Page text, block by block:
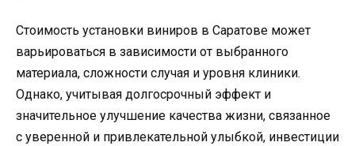
Стоимость установки виниров в Саратове может
варьироваться в зависимости от выбранного
материала, сложности случая и уровня клиники.
Однако, учитывая долгосрочный эффект и
значительное улучшение качества жизни, связанное
с уверенной и привлекательной улыбкой, инвестиции